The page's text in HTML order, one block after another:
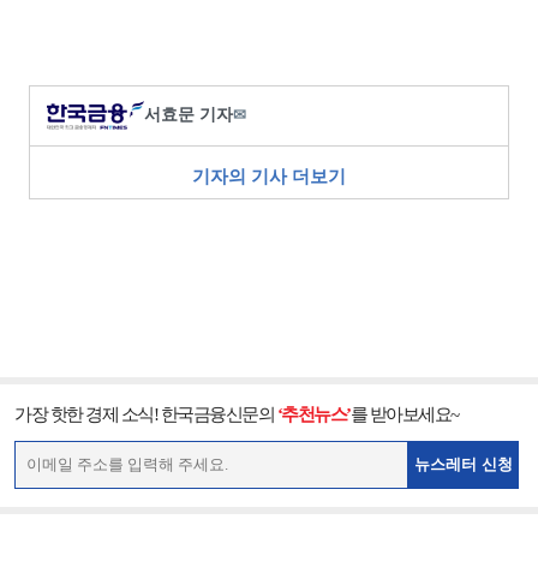
서효문 기자✉
기자의 기사 더보기
가장 핫한 경제 소식! 한국금융신문의 ‘추천뉴스’를 받아보세요~
뉴스레터 신청